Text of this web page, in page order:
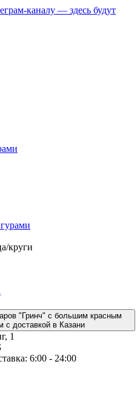
каналу — здесь будут
круги
1
6:00 - 24:00